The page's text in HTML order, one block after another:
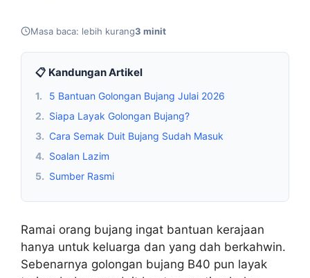
Masa baca: lebih kurang3 minit
📋 Kandungan Artikel
1.
5 Bantuan Golongan Bujang Julai 2026
2. Siapa Layak Golongan Bujang?
3. Cara Semak Duit Bujang Sudah Masuk
4. Soalan Lazim
5. Sumber Rasmi
Ramai orang bujang ingat bantuan kerajaan
hanya untuk keluarga dan yang dah berkahwin.
Sebenarnya golongan bujang B40 pun layak